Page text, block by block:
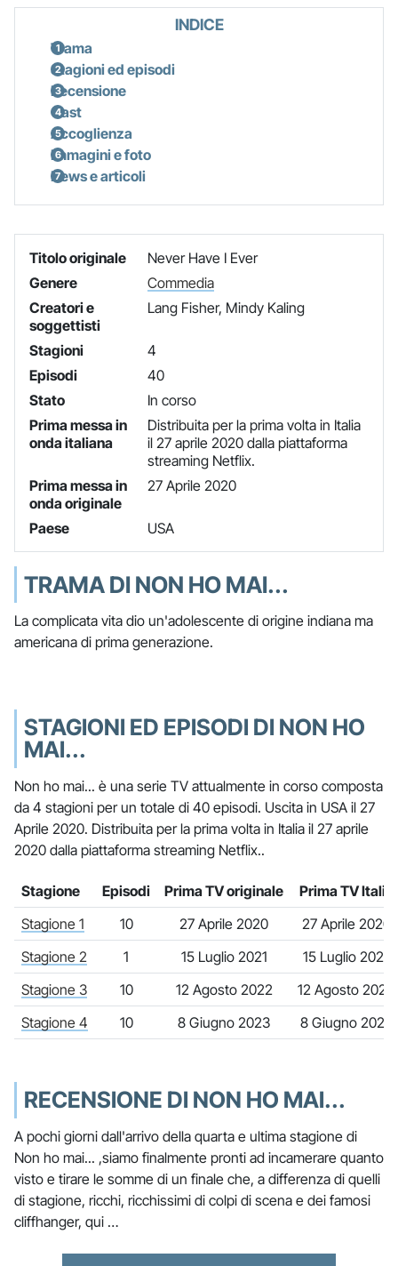
INDICE
Trama
Stagioni ed episodi
Recensione
Cast
Accoglienza
Immagini e foto
News e articoli
Titolo originale
Never Have I Ever
Genere
Commedia
Creatori e
soggettisti
Lang Fisher, Mindy Kaling
Stagioni
4
Episodi
40
Stato
In corso
Prima messa in
onda italiana
Distribuita per la prima volta in Italia
il 27 aprile 2020 dalla piattaforma
streaming Netflix.
Prima messa in
onda originale
27 Aprile 2020
Paese USA
TRAMA DI NON HO MAI...
La complicata vita dio un'adolescente di origine indiana ma
americana di prima generazione.
STAGIONI ED EPISODI DI NON HO
MAI...
Non ho mai... è una serie TV attualmente in corso composta
da 4 stagioni per un totale di 40 episodi. Uscita in USA il 27
Aprile 2020. Distribuita per la prima volta in Italia il 27 aprile
2020 dalla piattaforma streaming Netflix..
Stagione Episodi Prima TV originale
Prima TV Italia
Stagione 1
10 27 Aprile 2020
27 Aprile 2020
Stagione 2
1 15 Luglio 2021
15 Luglio 2021
Stagione 3
10 12 Agosto 2022
12 Agosto 2022
Stagione 4
10 8 Giugno 2023 8 Giugno 2023
RECENSIONE DI NON HO MAI...
A pochi giorni dall'arrivo della quarta e ultima stagione di
Non ho mai... ,siamo finalmente pronti ad incamerare quanto
visto e tirare le somme di un finale che, a differenza di quelli
di stagione, ricchi, ricchissimi di colpi di scena e dei famosi
cliffhanger, qui …